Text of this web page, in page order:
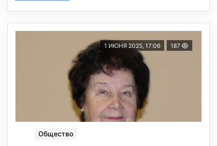
1 ИЮНЯ 2025, 17:06 187
Общество